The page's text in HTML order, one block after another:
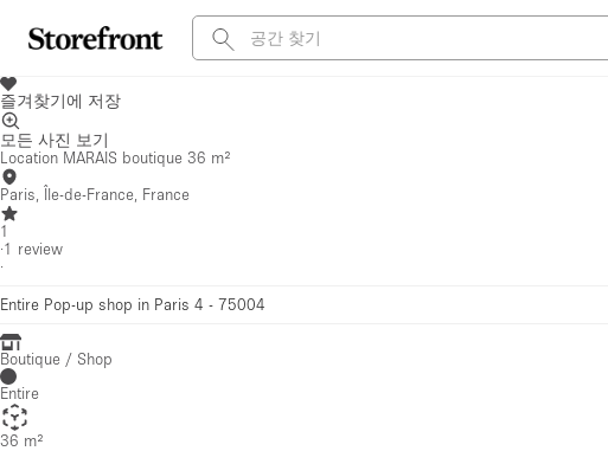
즐겨찾기에 저장
모든 사진 보기
Location MARAIS boutique 36 m²
Paris, Île-de-France, France
1
·1 review
·
Entire Pop-up shop in Paris 4 - 75004
Boutique / Shop
Entire
36 m²